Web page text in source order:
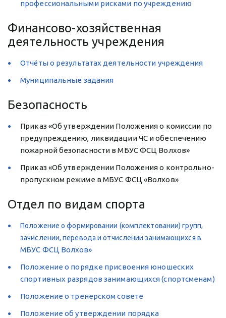
профессиональными рисками по учреждению
Финансово-хозяйственная
деятельность учреждения
Отчёты о результатах деятельности учреждения
Муниципальные задания
Безопасность
Приказ «Об утверждении Положения о комиссии по
предупреждению, ликвидации ЧС и обеспечению
пожарной безопасности в МБУС ФСЦ Волхов»
Приказ «Об утверждении Положения о контрольно-
пропускном режиме в МБУС ФСЦ «Волхов»
Отдел по видам спорта
Положение о формировании (комплектовании) групп,
МБУС ФСЦ Волхов»
Положение о порядке присвоения юношеских
спортивных разрядов занимающихся (спортсменам)
Положение о тренерском совете
Положение об утверждении порядка